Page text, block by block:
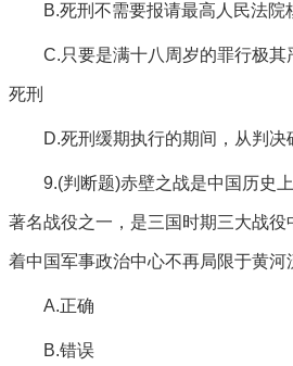
B.死刑不需要报请最高人民法院
C.只要是满十八周岁的罪行极其
死刑
D.死刑缓期执行的期间，从判决
9.(判断题)赤壁之战是中国历史
著名战役之一，是三国时期三大战
着中国军事政治中心不再局限于黄河
A.正确
B.错误